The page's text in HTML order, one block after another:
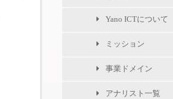
Yano ICTについて
ミッション
事業ドメイン
アナリスト一覧